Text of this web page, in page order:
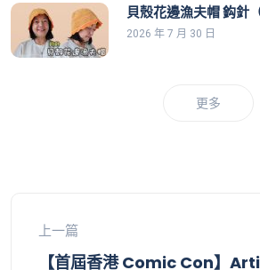
貝殼花邊漁夫帽 鈎針
2026 年 7 月 30 日
更多
上一篇
【首屆香港 Comic Con】